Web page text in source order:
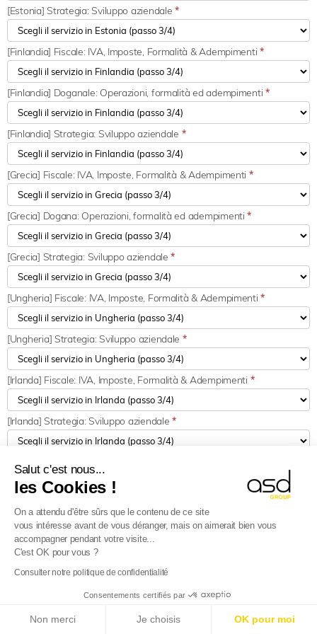
Salut c'est nous...
les Cookies !
On a attendu d'être sûrs que le contenu de ce site
vous intéresse avant de vous déranger, mais on aimerait bien vous
accompagner pendant votre visite...
C'est OK pour vous ?
Consulter notre politique de confidentialité
Consentements certifiés par
Non merci Je choisis OK pour moi
[Estonia] Strategia: Sviluppo aziendale*
[Finlandia] Fiscale: IVA, Imposte, Formalità & Adempimenti*
[Finlandia] Doganale: Operazioni, formalità ed adempimenti*
[Finlandia] Strategia: Sviluppo aziendale *
[Grecia] Fiscale: IVA, Imposte, Formalità & Adempimenti *
[Grecia] Dogana: Operazioni, formalità ed adempimenti*
[Grecia] Strategia: Sviluppo aziendale*
[Ungheria] Fiscale: IVA, Imposte, Formalità & Adempimenti*
[Ungheria] Strategia: Sviluppo aziendale *
[Irlanda] Fiscale: IVA, Imposte, Formalità & Adempimenti *
[Irlanda] Strategia: Sviluppo aziendale*
[Lettonia] Strategia: Sviluppo aziendale
[Lituania] Dogana: Operazioni, formalità ed adempimenti*
azienda è estera, preparati!